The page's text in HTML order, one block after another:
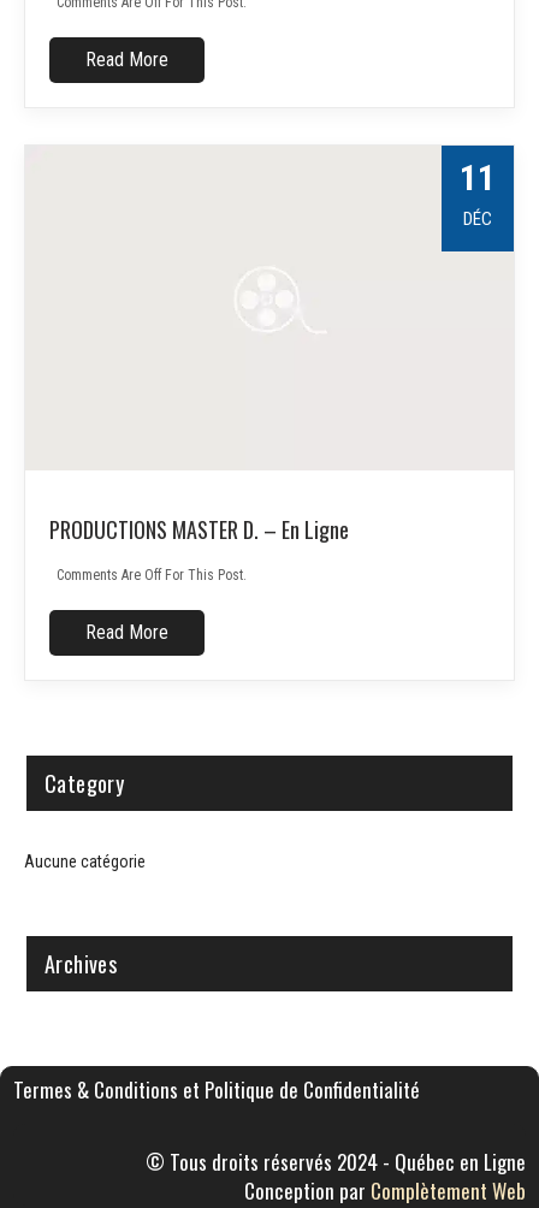
Read More
11
DÉC
PRODUCTIONS MASTER D. – En Ligne
Comments Are Off For This Post.
Read More
Category
Aucune catégorie
Archives
Termes & Conditions et Politique de Confidentialité
© Tous droits réservés 2024 - Québec en Ligne
Conception par Complètement Web